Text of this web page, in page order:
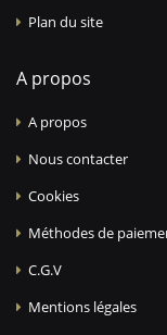
Plan du site
A propos
A propos
Nous contacter
Cookies
Méthodes de
C.G.V
Mentions légales